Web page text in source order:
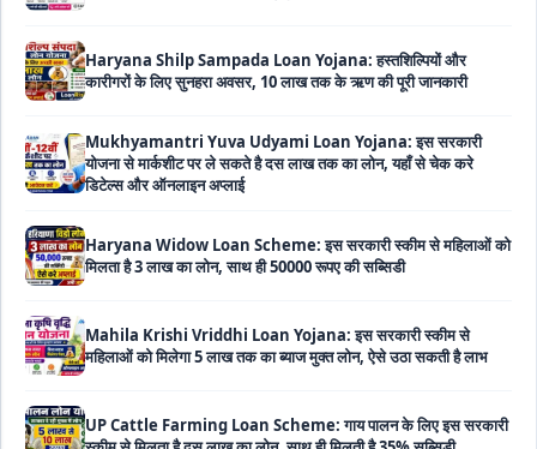
Haryana Shilp Sampada Loan Yojana: हस्तशिल्पियों और
Mukhyamantri Yuva Udyami Loan Yojana: इस सरकारी
डिटेल्स और ऑनलाइन अप्लाई
Haryana Widow Loan Scheme: इस सरकारी स्कीम से महिलाओं को
Mahila Krishi Vriddhi Loan Yojana: इस सरकारी स्कीम से
UP Cattle Farming Loan Scheme: गाय पालन के लिए इस सरकारी